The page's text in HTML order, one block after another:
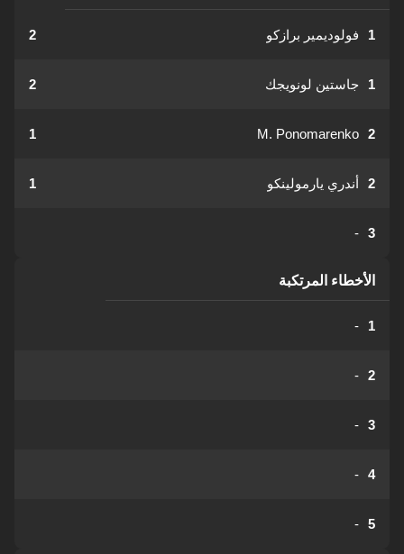
1 فولوديمير برازكو 2
1 جاستين لونويجك 2
2
M. Ponomarenko
1
2 أندري يارمولينكو 1
3
-
الأخطاء المرتكبة
1
-
2
-
3
-
4
-
5
-